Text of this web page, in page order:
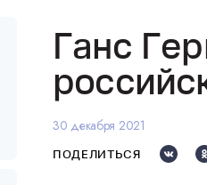
Ганс
30 декабря 2021
ПОДЕЛИТЬСЯ